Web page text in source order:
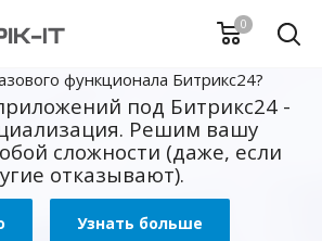
0
функционала Битрикс24?
под Битрикс24 -
Решим вашу
сложности (даже, если
отказывают).
Узнать больше